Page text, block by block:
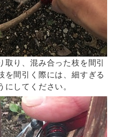
取り、混み合った枝を間引
を間引く際には、細すぎる
してください。